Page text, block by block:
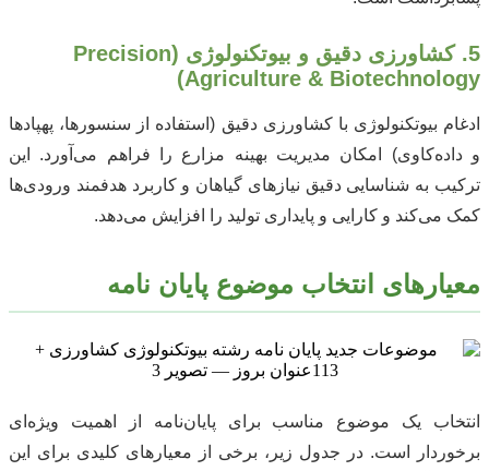
5. کشاورزی دقیق و بیوتکنولوژی (Precision
Agriculture & Biotechnology)
ادغام بیوتکنولوژی با کشاورزی دقیق (استفاده از سنسورها، پهپادها
و داده‌کاوی) امکان مدیریت بهینه مزارع را فراهم می‌آورد. این
ترکیب به شناسایی دقیق نیازهای گیاهان و کاربرد هدفمند ورودی‌ها
کمک می‌کند و کارایی و پایداری تولید را افزایش می‌دهد.
معیارهای انتخاب موضوع پایان نامه
انتخاب یک موضوع مناسب برای پایان‌نامه از اهمیت ویژه‌ای
برخوردار است. در جدول زیر، برخی از معیارهای کلیدی برای این